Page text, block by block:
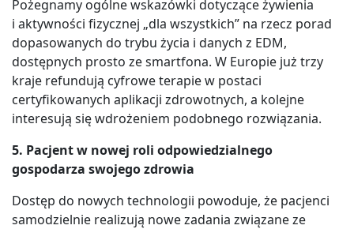
Pożegnamy ogólne wskazówki dotyczące żywienia
i aktywności fizycznej „dla wszystkich” na rzecz porad
dopasowanych do trybu życia i danych z EDM,
dostępnych prosto ze smartfona. W Europie już trzy
kraje refundują cyfrowe terapie w postaci
certyfikowanych aplikacji zdrowotnych, a kolejne
interesują się wdrożeniem podobnego rozwiązania.
5. Pacjent w nowej roli odpowiedzialnego
gospodarza swojego zdrowia
Dostęp do nowych technologii powoduje, że pacjenci
samodzielnie realizują nowe zadania związane ze